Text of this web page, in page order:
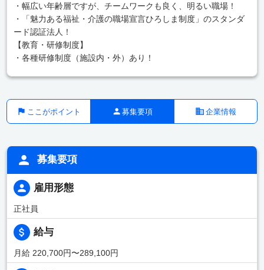
・幅広い年齢層ですが、チームワークも良く、明るい職場！
・「魅力ある福祉・介護の職場宣言ひろしま制度」のスタンダ
ード認証法人！
【教育・研修制度】
・各種研修制度（施設内・外）あり！
ここがポイント 募集要項 企業情報
募集要項
雇用形態
正社員
給与
月給 220,700円〜289,100円